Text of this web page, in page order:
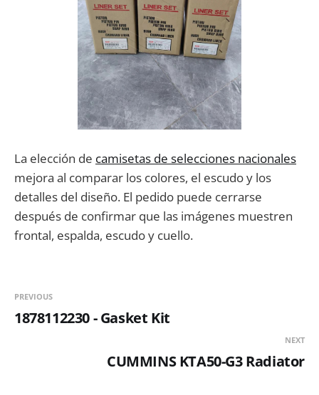
La elección de camisetas de selecciones nacionales
mejora al comparar los colores, el escudo y los
detalles del diseño. El pedido puede cerrarse
después de confirmar que las imágenes muestren
frontal, espalda, escudo y cuello.
PREVIOUS
1878112230 - Gasket Kit
NEXT
CUMMINS KTA50-G3 Radiator